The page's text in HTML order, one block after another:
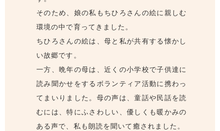
そのため、娘の私もちひろさんの絵に親しむ
環境の中で育ってきました。
ちひろさんの絵は、母と私が共有する懐かし
い故郷です。
一方、晩年の母は、近くの小学校で子供達に
読み聞かせをするボランティア活動に携わっ
てまいりました。母の声は、童話や民話を読
むには、特にふさわしい、優しくも暖かみの
ある声で、私も朗読を聞いて癒されました。